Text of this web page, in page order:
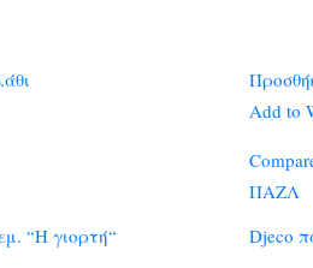
“Η γιορτή“
Add to
ΠΑΖΛ
Djeco